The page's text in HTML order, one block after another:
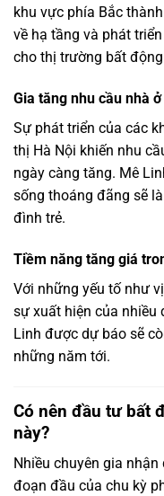
khu vực phía Bắc thành
về hạ tầng và phát triển
cho thị trường bất động
Gia tăng nhu cầu nhà ở
Sự phát triển của các
thị Hà Nội khiến nhu
ngày càng tăng. Mê
sống thoáng đãng sẽ là
đình trẻ.
Tiềm năng tăng giá
Với những yếu tố như vị
sự xuất hiện của nhiều
Linh được dự báo sẽ
những năm tới.
Có nên đầu tư bất
này?
Nhiều chuyên gia nhận
đoạn đầu của chu kỳ